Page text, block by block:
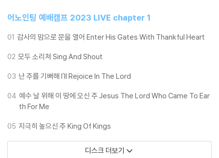
온전한 모습으로 하늘의 예배에 참여할 소망을 마음 가득 품게 됩니다.
이런 의미에서 오늘 우리가 드리는 예배는 하나님 나라의 연습이자, 불완
전한 세상에서
2023년 8월 15일부터 3일간 서울 도림교회에서 열린 [ 어노인팅 예배캠
이미 오신 예수님의 구원을 마음 다해 선포하면서, 현실의 한계에도 불구
하고 다시 오실
‘우리 안에 착한 일을 시작하시고 이루시는 하나님’ 과 함께 했던 그 3일간
어노인팅 예배캠프 2023 LIVE chapter 1
01 감사의 맘으로 문을 열어 Enter His Gates With Thankful Heart
02 모두 소리쳐 Sing And Shout
03 난 주를 기뻐해 I'll Rejoice In The Lord
04 예수 날 위해 이 땅에 오신 주 Jesus The Lord Who Came To Ear
th For Me
05 지극히 높으신 주 King Of Kings
디스크 더보기